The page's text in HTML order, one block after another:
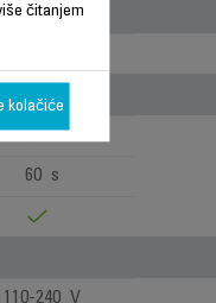
60 s
110-240 V
čitanjem
kolačiće